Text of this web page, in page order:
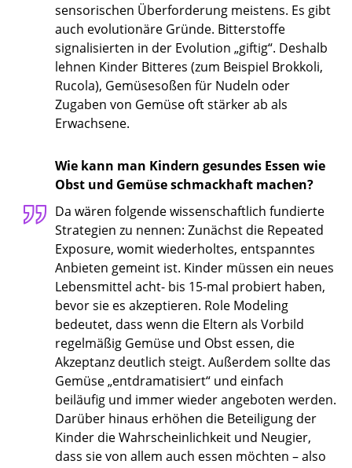
sensorischen Überforderung meistens. Es gibt
auch evolutionäre Gründe. Bitterstoffe
signalisierten in der Evolution „giftig“. Deshalb
lehnen Kinder Bitteres (zum Beispiel Brokkoli,
Rucola), Gemüsesoßen für Nudeln oder
Zugaben von Gemüse oft stärker ab als
Erwachsene.
Wie kann man Kindern gesundes Essen wie
Obst und Gemüse schmackhaft machen?
Da wären folgende wissenschaftlich fundierte
Strategien zu nennen: Zunächst die Repeated
Exposure, womit wiederholtes, entspanntes
Anbieten gemeint ist. Kinder müssen ein neues
Lebensmittel acht- bis 15-mal probiert haben,
bevor sie es akzeptieren. Role Modeling
bedeutet, dass wenn die Eltern als Vorbild
regelmäßig Gemüse und Obst essen, die
Akzeptanz deutlich steigt. Außerdem sollte das
Gemüse „entdramatisiert“ und einfach
beiläufig und immer wieder angeboten werden.
Darüber hinaus erhöhen die Beteiligung der
Kinder die Wahrscheinlichkeit und Neugier,
dass sie von allem auch essen möchten – also